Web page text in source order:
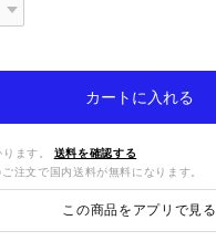
カートに入れる
ます。
送料を確認する
注文で国内送料が無料になります。
この商品をアプリで見る